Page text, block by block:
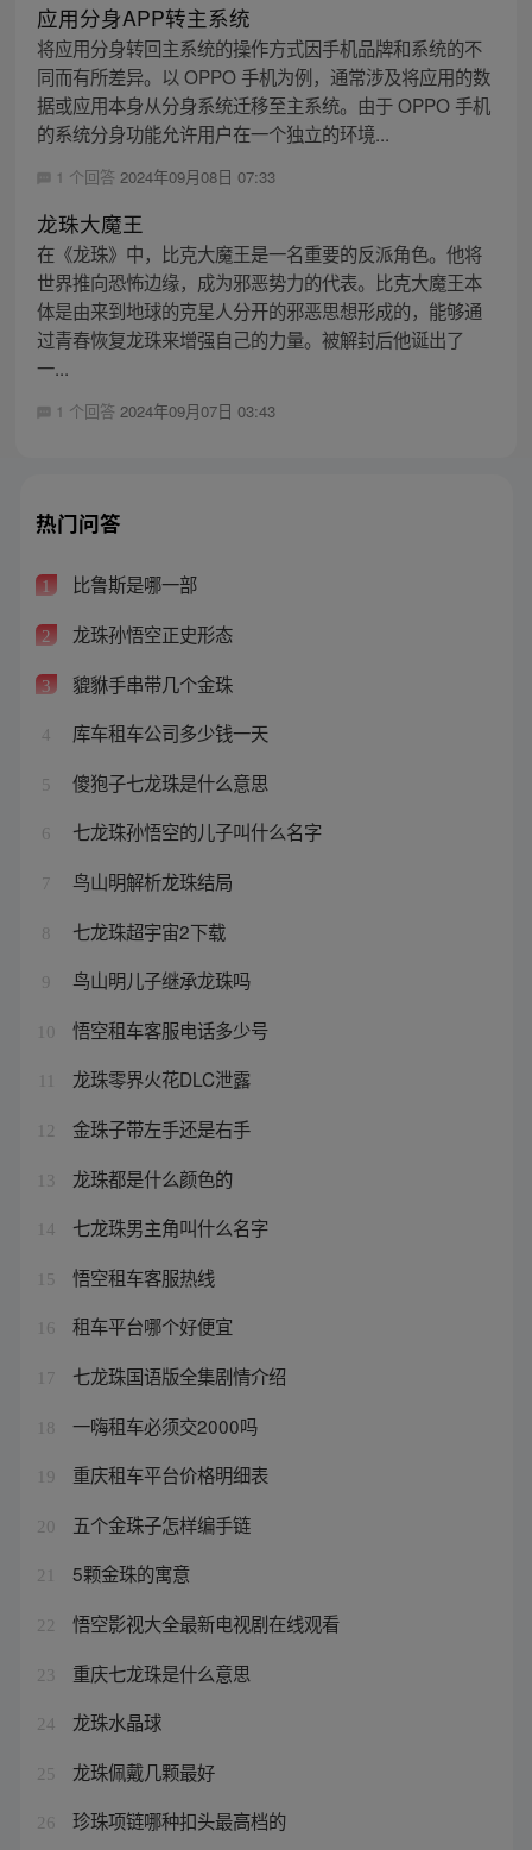
应用分身APP转主系统
将应用分身转回主系统的操作方式因手机品牌和系统的不
同而有所差异。以 OPPO 手机为例，通常涉及将应用的数
据或应用本身从分身系统迁移至主系统。由于 OPPO 手机
的系统分身功能允许用户在一个独立的环境...
1 个回答 2024年09月08日 07:33
龙珠大魔王
在《龙珠》中，比克大魔王是一名重要的反派角色。他将
世界推向恐怖边缘，成为邪恶势力的代表。比克大魔王本
体是由来到地球的克星人分开的邪恶思想形成的，能够通
过青春恢复龙珠来增强自己的力量。被解封后他诞出了
一...
1 个回答 2024年09月07日 03:43
热门问答
1 比鲁斯是哪一部
2 龙珠孙悟空正史形态
3 貔貅手串带几个金珠
4 库车租车公司多少钱一天
5 傻狍子七龙珠是什么意思
6 七龙珠孙悟空的儿子叫什么名字
7 鸟山明解析龙珠结局
8 七龙珠超宇宙2下载
9 鸟山明儿子继承龙珠吗
10 悟空租车客服电话多少号
龙珠零界火花DLC泄露
12 金珠子带左手还是右手
13 龙珠都是什么颜色的
14 七龙珠男主角叫什么名字
15 悟空租车客服热线
16 租车平台哪个好便宜
17 七龙珠国语版全集剧情介绍
18 一嗨租车必须交2000吗
19 重庆租车平台价格明细表
20 五个金珠子怎样编手链
21 5颗金珠的寓意
22 悟空影视大全最新电视剧在线观看
23 重庆七龙珠是什么意思
24 龙珠水晶球
25 龙珠佩戴几颗最好
26 珍珠项链哪种扣头最高档的